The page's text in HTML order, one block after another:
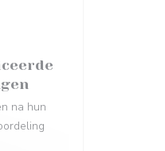
na hun